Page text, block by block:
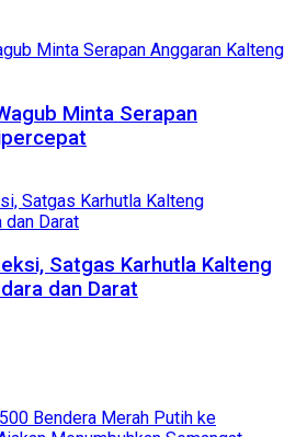
Minta Serapan
Satgas Karhutla Kalteng
dan Darat